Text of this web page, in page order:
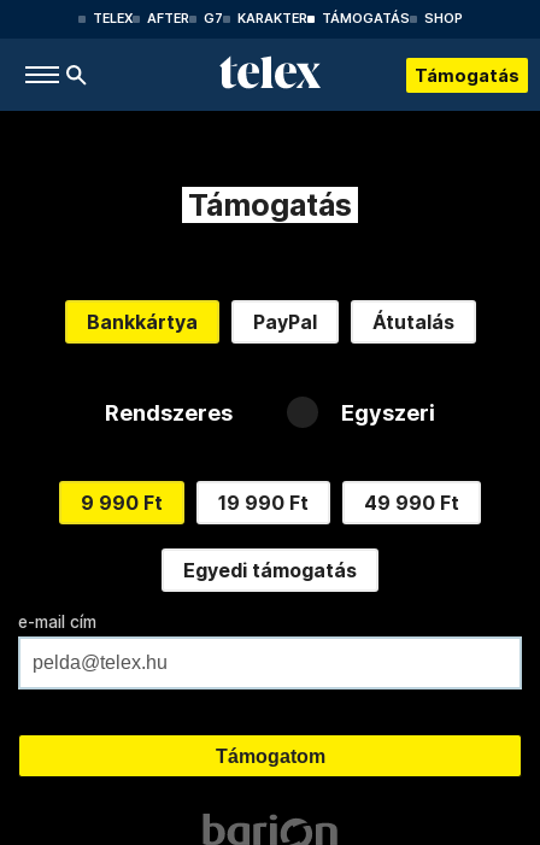
TELEX AFTER G7 KARAKTER TÁMOGATÁS SHOP
Támogatás
Támogatás
Bankkártya PayPal Átutalás
Rendszeres Egyszeri
9 990 Ft 19 990 Ft 49 990 Ft
Egyedi támogatás
e-mail cím